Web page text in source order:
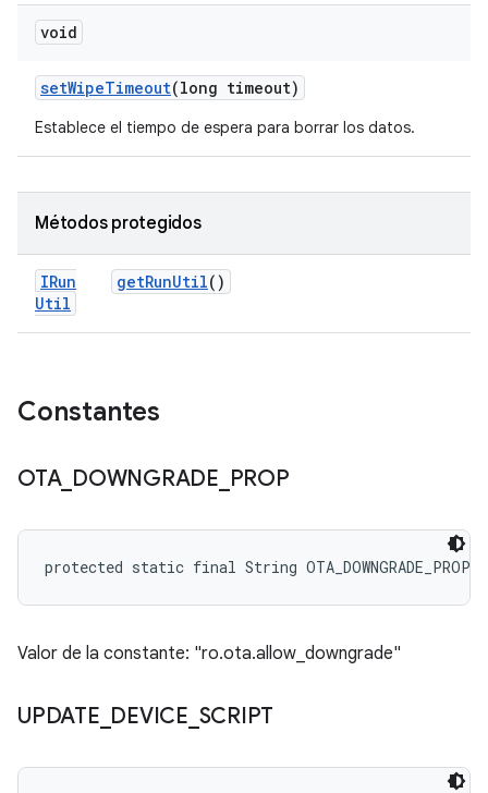
void
setWipeTimeout(long timeout)
Establece el tiempo de espera para borrar los datos.
Métodos protegidos
IRun
Util
getRunUtil()
Constantes
OTA_ DOWNGRADE PROP
protected static final String OTA_DOWNGRADE_PROP
Valor de la constante: "ro.ota.allow_downgrade"
UPDATE DEVICE SCRIPT